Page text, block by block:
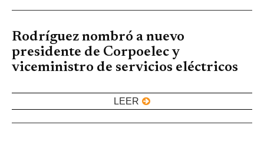
Rodríguez nombró a nuevo
presidente de Corpoelec y
viceministro de servicios eléctricos
LEER